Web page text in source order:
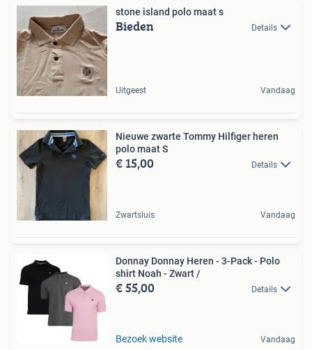
stone island polo maat s
Bieden Details
Uitgeest Vandaag
Nieuwe zwarte Tommy Hilfiger heren
polo maat S
€ 15,00 Details
Zwartsluis Vandaag
Donnay Donnay Heren - 3-Pack - Polo
shirt Noah - Zwart /
€ 55,00 Details
Bezoek website Vandaag